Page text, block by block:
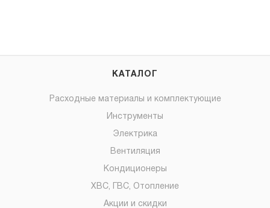
КАТАЛОГ
Расходные материалы и комплектующие
Инструменты
Электрика
Вентиляция
Кондиционеры
ХВС, ГВС, Отопление
Акции и скидки